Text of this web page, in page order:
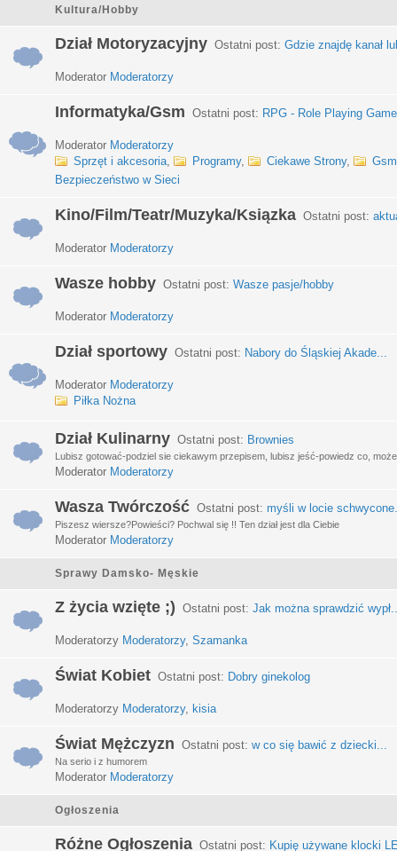
Kultura/Hobby
Dział Motoryzacyjny Ostatni post: Gdzie znajdę kanał
Moderator Moderatorzy
Informatyka/Gsm Ostatni post: RPG - Role Playing
Moderator Moderatorzy
Sprzęt i akcesoria, Programy, Ciekawe Strony,
Gsm
Bezpieczeństwo w Sieci
Kino/Film/Teatr/Muzyka/Ksiązka Ostatni post:
Moderator Moderatorzy
Wasze hobby Ostatni post: Wasze pasje/hobby
Moderator Moderatorzy
Dział sportowy Ostatni post: Nabory do Śląskiej Akade...
Moderator Moderatorzy
Piłka Nożna
Dział Kulinarny Ostatni post: Brownies
Lubisz gotować-podziel sie ciekawym przepisem, lubisz jeść-powiedz co,
Moderator Moderatorzy
Wasza Twórczość Ostatni post: myśli w locie
Piszesz wiersze?Powieści? Pochwal się !! Ten dział jest dla Ciebie
Moderator Moderatorzy
Sprawy Damsko- Męskie
Z życia wzięte ;) Ostatni post: Jak można sprawdzić
Moderatorzy Moderatorzy, Szamanka
Świat Kobiet Ostatni post: Dobry ginekolog
Moderatorzy Moderatorzy, kisia
Świat Mężczyzn Ostatni post: w co się bawić z dziecki...
Na serio i z humorem
Moderator Moderatorzy
Ogłoszenia
Różne Ogłoszenia Ostatni post: Kupię używane klocki